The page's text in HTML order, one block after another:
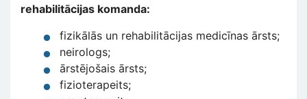
rehabilitācijas komanda:
fizikālās un rehabilitācijas medicīnas ārsts;
neirologs;
ārstējošais ārsts;
fizioterapeits;